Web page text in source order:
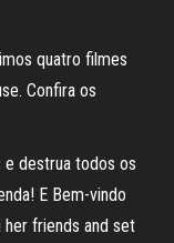
quatro filmes
Confira os
destrua todos os
E Bem-vindo
friends and set